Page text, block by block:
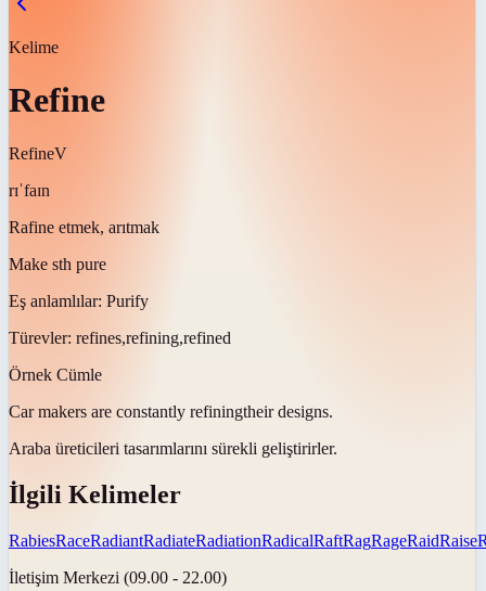
Kelime
Refine
RefineV
rɪˈfaɪn
Rafine etmek, arıtmak
Make sth pure
Eş anlamlılar: Purify
Türevler: refines,refining,refined
Örnek Cümle
Car makers are constantly refiningtheir designs.
Araba üreticileri tasarımlarını sürekli geliştirirler.
İlgili Kelimeler
RabiesRaceRadiantRadiateRadiationRadicalRaftRagRageRaidRaise
İletişim Merkezi (09.00 - 22.00)